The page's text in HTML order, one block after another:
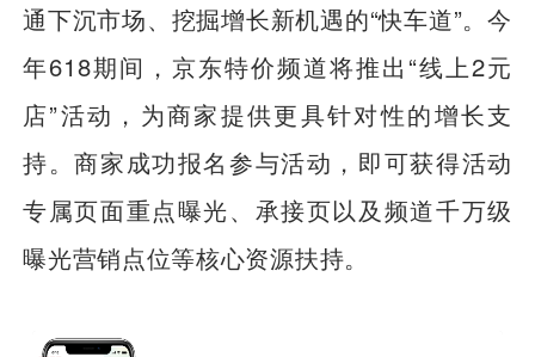
通下沉市场、挖掘增长新机遇的“快车道”。今
年618期间，京东特价频道将推出“线上2元
店”活动，为商家提供更具针对性的增长支
持。商家成功报名参与活动，即可获得活动
专属页面重点曝光、承接页以及频道千万级
曝光营销点位等核心资源扶持。